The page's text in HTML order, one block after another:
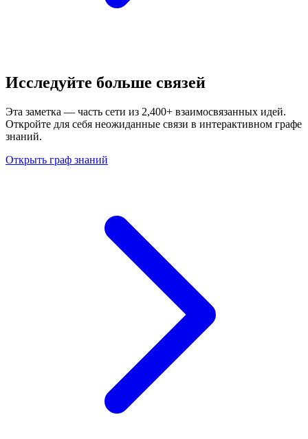
Исследуйте больше связей
Эта заметка — часть сети из 2,400+ взаимосвязанных идей.
Откройте для себя неожиданные связи в интерактивном графе
знаний.
Открыть граф знаний